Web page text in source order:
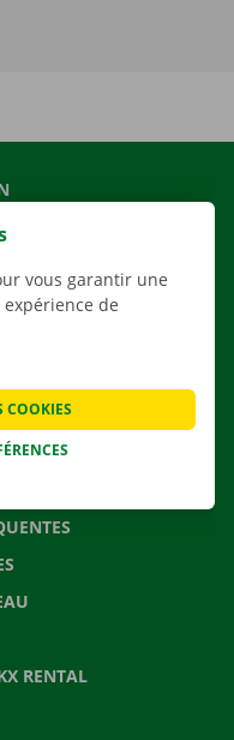
RENTAL
vous garantir une
de
COOKIES